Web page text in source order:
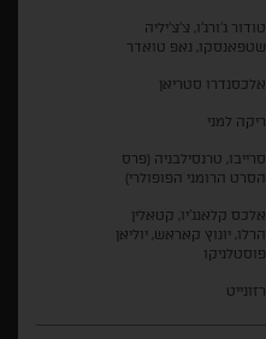
טודור ג'ורג'ו, צ'צ'יליה
שטפאנסקו, נאפ טואדר
אלכסנדרו סטריאן
ריקה למני
סרייבו, טרנסילבניה (פרס
הסרט הרומני הפופולרי)
אלכס קלאנג'יו, קטאלין
הרלו, יונוץ קאראש, יוליאן
פוסטלניקו
רזונייט